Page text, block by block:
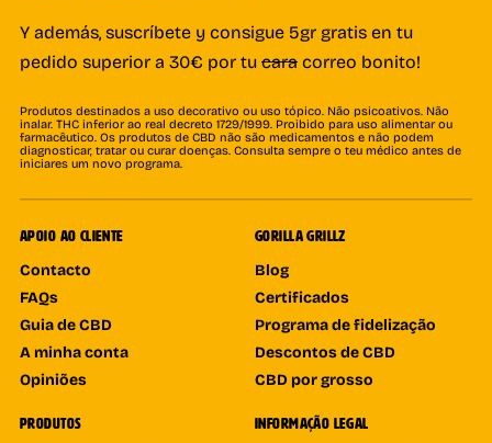
Y además, suscríbete y consigue 5gr gratis en tu
pedido superior a 30€ por tucaracorreo bonito!
Produtos destinados a uso decorativo ou uso tópico. Não psicoativos. Não
inalar. THC inferior ao real decreto 1729/1999. Proibido para uso alimentar ou
farmacêutico. Os produtos de CBD não são medicamentos e não podem
diagnosticar, tratar ou curar doenças. Consulta sempre o teu médico antes de
iniciares um novo programa.
APOIO AO CLIENTE
Contacto
FAQs
Guia de CBD
A minha conta
Opiniões
GORILLA GRILLZ
Blog
Certificados
Programa de fidelização
Descontos de CBD
CBD por grosso
PRODUTOS INFORMAÇÃO LEGAL